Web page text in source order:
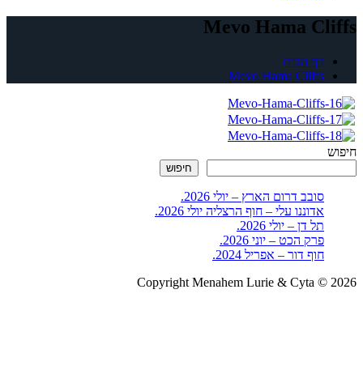
Mevo Hama Cliffs
דף הבית
Mevo Hama Cliffs
חיפוש
חיפוש
סובב דרום הארץ – יולי 2026.
אדוננו עלי – חוף הרצליה יולי 2026.
תל דן – יולי 2026.
פרק הכט – יוני 2026.
חוף דור – אפריל 2024.
Copyright Menahem Lurie & Cyta © 2026